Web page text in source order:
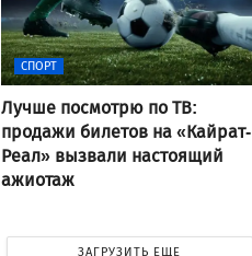
СПОРТ
Лучше посмотрю по ТВ:
продажи билетов на «Кайрат-
Реал» вызвали настоящий
ажиотаж
ЗАГРУЗИТЬ ЕЩЕ